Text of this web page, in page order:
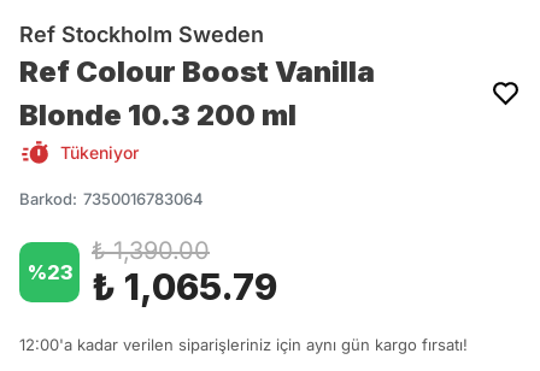
Ref Stockholm Sweden
Ref Colour Boost Vanilla
Blonde 10.3 200 ml
Tükeniyor
Barkod: 7350016783064
%23
₺ 1,390.00
₺ 1,065.79
12:00'a kadar verilen siparişleriniz için aynı gün kargo fırsatı!